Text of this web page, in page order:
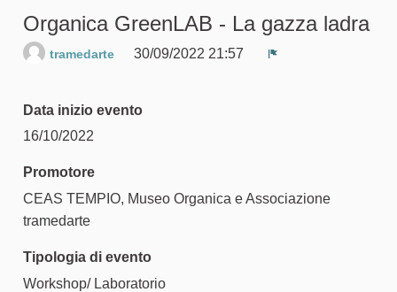
Organica GreenLAB - La gazza ladra
tramedarte
30/09/2022 21:57
Data inizio evento
16/10/2022
Promotore
CEAS TEMPIO, Museo Organica e Associazione
tramedarte
Tipologia di evento
Workshop/ Laboratorio